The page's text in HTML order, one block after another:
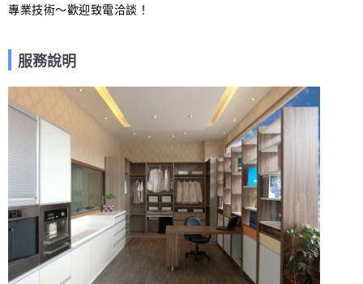
專業技術～歡迎致電洽談！
服務說明